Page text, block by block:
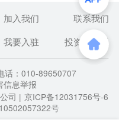
加入我们
联系我们
我要入驻 投资者关系
话：010-89650707
信息举报
司 | 京ICP备12031756号-6
号